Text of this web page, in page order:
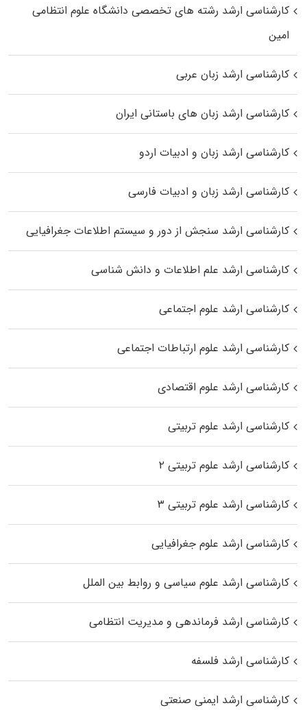
کارشناسی ارشد رﺷﺘﻪ ﻫﺎی تخصصی داﻧﺸﮕﺎه ﻋﻠﻮم انتظامی
اﻣﻴﻦ
کارشناسی ارشد زبان عربی
کارشناسی ارشد زبان‌ های باستانی ایران
کارشناسی ارشد زبان و ادبیات اردو
کارشناسی ارشد زبان و ادبیات فارسی
کارشناسی ارشد سنجش از دور و سیستم اطلاعات جغرافیایی
کارشناسی ارشد علم اطلاعات و دانش شناسی
کارشناسی ارشد علوم اجتماعی
کارشناسی ارشد علوم ارتباطات اجتماعی
کارشناسی ارشد علوم اقتصادی
کارشناسی ارشد علوم تربیتی
کارشناسی ارشد علوم تربیتی ۲
کارشناسی ارشد علوم تربیتی ۳
کارشناسی ارشد علوم جغرافیایی
کارشناسی ارشد علوم سیاسی و روابط بین الملل
کارشناسی ارشد فرماندهی و مدیریت انتظامی
کارشناسی ارشد فلسفه
کارشناسی ارشد ایمنی صنعتی